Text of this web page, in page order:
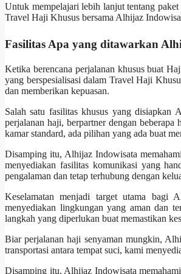
Untuk mempelajari lebih lanjut tentang
Travel Haji Khusus bersama Alhijaz
Fasilitas Apa yang ditawarkan
Ketika berencana perjalanan khusus buat
yang berspesialisasi dalam Travel Haji
dan memberikan kepuasan.
Salah satu fasilitas khusus yang disiapkan
perjalanan haji, berpartner dengan
kamar standard, ada pilihan yang ada buat
Disamping itu, Alhijaz Indowisata
menyediakan fasilitas komunikasi yang
pengalaman dan tetap terhubung dengan
Keselamatan menjadi target utama bagi
menyediakan lingkungan yang aman dan
langkah yang diperlukan buat memastikan
Biar perjalanan haji senyaman mungkin,
transportasi antara tempat suci, kami
Disamping itu, Alhijaz Indowisata